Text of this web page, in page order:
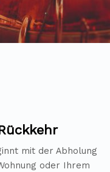
mit der Abholung
oder Ihrem